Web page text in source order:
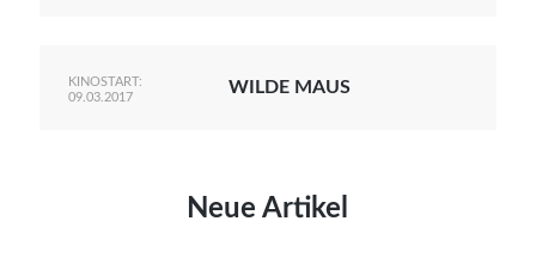
KINOSTART:
09.03.2017
WILDE MAUS
Neue Artikel